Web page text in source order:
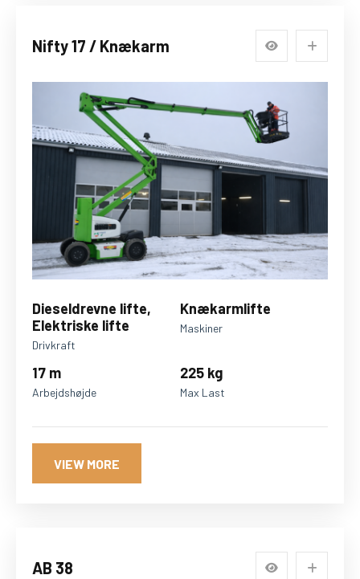
Nifty 17 / Knækarm
Dieseldrevne lifte,
Elektriske lifte
Drivkraft
Knækarmlifte
Maskiner
17 m
Arbejdshøjde
225 kg
Max Last
VIEW MORE
AB 38